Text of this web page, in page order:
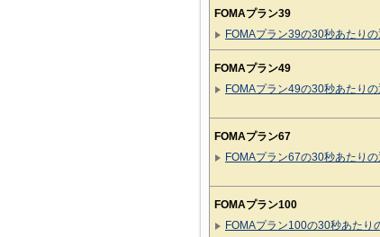
FOMAプラン39
FOMAプラン39の30秒あたり
FOMAプラン49
FOMAプラン49の30秒あたり
FOMAプラン67
FOMAプラン67の30秒あたり
FOMAプラン100
FOMAプラン100の30秒あたり